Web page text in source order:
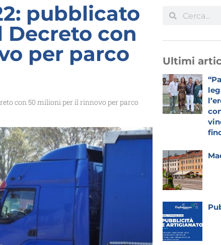
pubblicato
Decreto con
per parco
con 50 milioni per il rinnovo per parco
Ultimi